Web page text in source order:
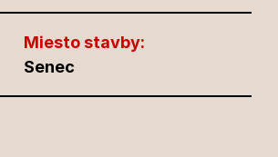
Miesto stavby:
Senec